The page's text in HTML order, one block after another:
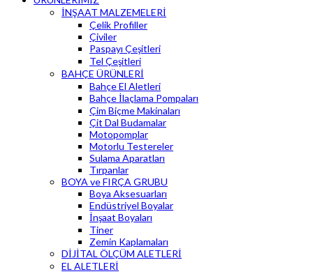
İNŞAAT MALZEMELERİ
Çelik Profiller
Çiviler
Paspayı Çeşitleri
Tel Çeşitleri
BAHÇE ÜRÜNLERİ
Bahçe El Aletleri
Bahçe İlaçlama Pompaları
Çim Biçme Makinaları
Çit Dal Budamalar
Motopomplar
Motorlu Testereler
Sulama Aparatları
Tırpanlar
BOYA ve FIRÇA GRUBU
Boya Aksesuarları
Endüstriyel Boyalar
İnşaat Boyaları
Tiner
Zemin Kaplamaları
DİJİTAL ÖLÇÜM ALETLERİ
EL ALETLERİ